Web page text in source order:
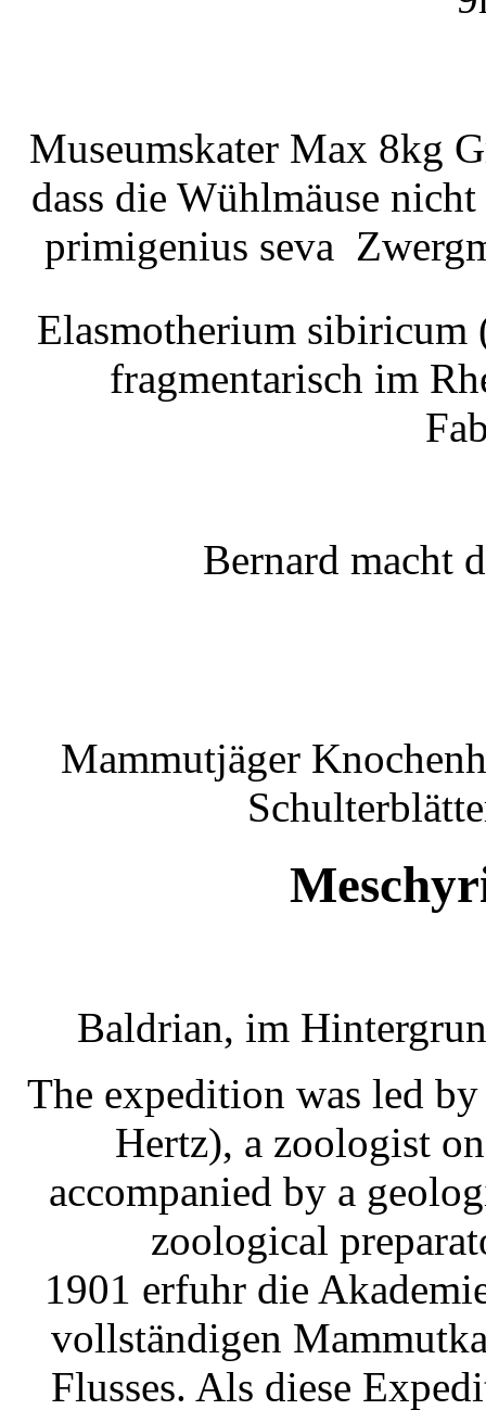
Museumskater Max 8kg
dass die Wühlmäuse
primigenius seva
Elasmotherium sibiricum
fragmentarisch im
Bernard macht
Mammutjäger
Baldrian, im
The expedition was led
Hertz), a zoologist
accompanied by a
zoological
1901 erfuhr die
vollständigen
Flusses. Als diese